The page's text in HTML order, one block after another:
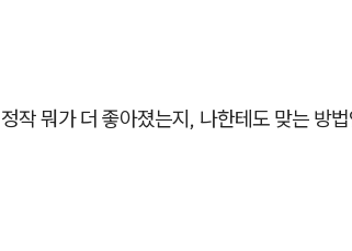
정작 뭐가 더 좋아졌는지, 나한테도 맞는 방